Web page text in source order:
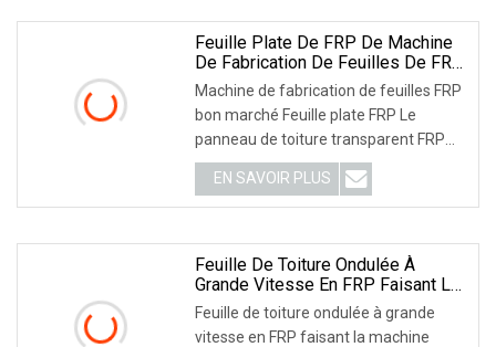
détaillées Matières premières :
Feuille Plate De FRP De Machine
De Fabrication De Feuilles De FRP
Bon Marché
Machine de fabrication de feuilles FRP
bon marché Feuille plate FRP Le
panneau de toiture transparent FRP
est une sorte de matériau de
construction transmettant la lumière,
offrant une transmission de la lumière
constitué d'un
EN SAVOIR PLUS
Feuille De Toiture Ondulée À
Grande Vitesse En FRP Faisant La
Machine
Feuille de toiture ondulée à grande
vitesse en FRP faisant la machine